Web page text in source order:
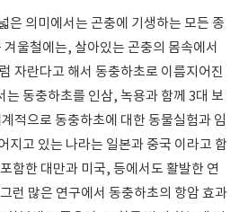
의미에서는 곤충에 기생하는 모든 종
울철에는, 살아있는 곤충의 몸속에서
자란다고 해서 동충하초로 이름지어진
는 동충하초를 인삼, 녹용과 함께 3대 보
적으로 동충하초에 대한 동물실험과 임
지고 있는 나라는 일본과 중국 이라고 합
함한 대만과 미국, 등에서도 활발한 연
런 많은 연구에서 동충하초의 항암 효과